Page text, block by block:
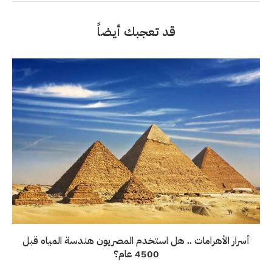
قد تعجبك أيضاً
أسرار الأهرامات .. هل استخدم المصريون هندسة المياه قبل
4500 عام؟